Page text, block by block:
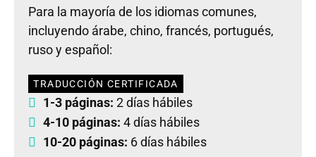
Para la mayoría de los idiomas comunes,
incluyendo árabe, chino, francés, portugués,
ruso y español:
TRADUCCIÓN CERTIFICADA
1-3 páginas: 2 días hábiles
4-10 páginas: 4 días hábiles
10-20 páginas: 6 días hábiles